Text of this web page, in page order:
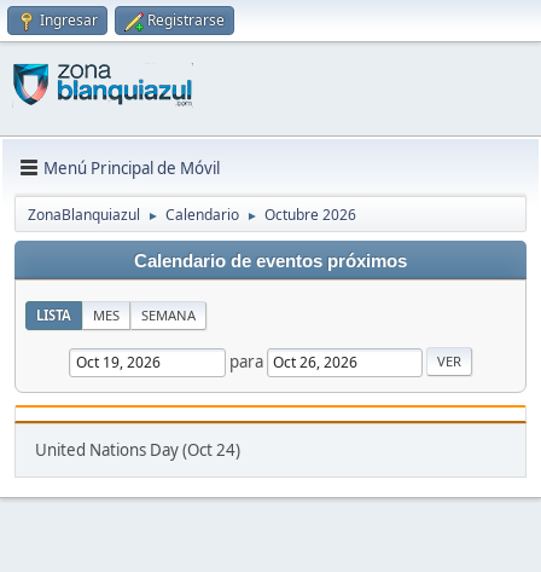
Ingresar Registrarse
Menú Principal de Móvil
ZonaBlanquiazul ► Calendario ► Octubre 2026
Calendario de eventos próximos
LISTA MES SEMANA
para
United Nations Day (Oct 24)